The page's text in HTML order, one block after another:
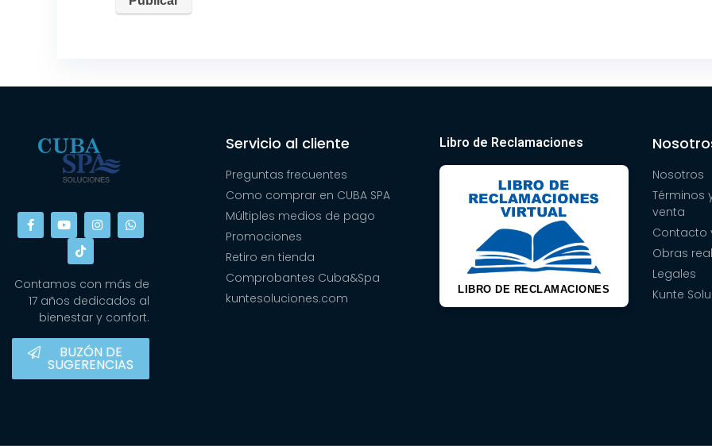
Contamos con más de
17 años dedicados al
bienestar y confort.
BUZÓN DE
SUGERENCIAS
Servicio al cliente
Preguntas frecuentes
Como comprar en CUBA SPA
Múltiples medios de pago
Promociones
Retiro en tienda
Comprobantes Cuba&Spa
kuntesoluciones.com
Libro de Reclamaciones
LIBRO DE RECLAMACIONES
Nosotros
Términos
venta
Contacto
Obras
Legales
Kunte